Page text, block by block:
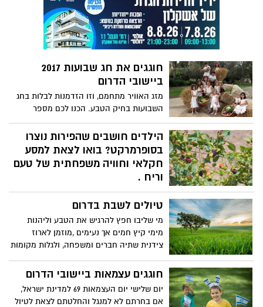
חוגגים את חג שבועות 2017
ביישובי הדרום
מזג האוויר מתחמם, וזו הזדמנות לבלות בחג
השבועות בחיק הטבע. הכנו לכם מספר
המלצות לאטרקציות ובילויים ביישובי הדרום:
ביקור במחלבות בוטיק , קניית גבינות, טיולים
בשבילים ושדות, פינות ליטוף, חוות סוסים
,שוק ססגוני, כוורות דבורים, יצירה סדנאות
ועוד. לכם נשאר רק לבחור היכן לבלות. חג
שמח
הילדים חושבים שהפירות נוצרו
בסופרמרקט? בואו לצאת למסע
חקלאי וחוויה משפחתית של טעם
וריח .
צפון הנגב והשפלה ידועים ומוכרים בפעילות
חקלאית עשירה, במרבית יישובי הדרום,
פרנסתם של התושבים מבוססת על חקלאות.
לאור השינויים הרבים בתחום התוצרת
החקלאית בישראל אשר הולכת ודועכת
לאזרחים ליהנות מקטיף עצמי ומחוויה
חקלאית אותנטית בטבע.
טיולים לשבת בדרום
מי שליבו חפץ להרגיש את הטבע וליהנות
מימי קיץ חמים אך נעימים ,מוזמן לארוז
צידנית שתיה חברים ומשפחה, ולגלות מקומות
חוגגים עצמאות ביישובי הדרום
יום שלישי יום העצמאות 69 למדינת ישראל,
אם בחרתם לא למנגל והחלטתם לצאת לטיול